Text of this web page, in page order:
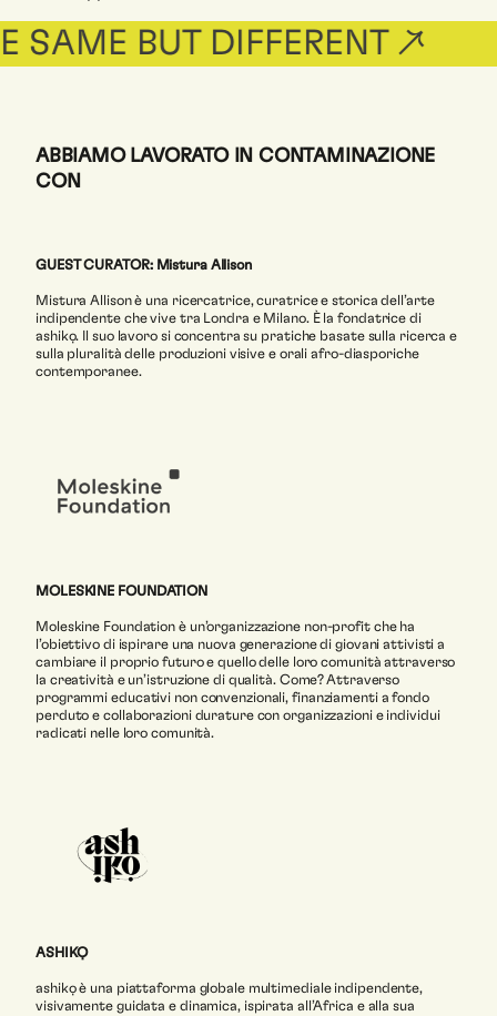
BUT DIFFERENT ↗
ABBIAMO LAVORATO IN CONTAMINAZIONE
CON
GUEST CURATOR: Mistura Allison
Mistura Allison è una ricercatrice, curatrice e storica dell’arte
indipendente che vive tra Londra e Milano. È la fondatrice di
ashikọ. Il suo lavoro si concentra su pratiche basate sulla ricerca e
sulla pluralità delle produzioni visive e orali afro-diasporiche
contemporanee.
MOLESKINE FOUNDATION
Moleskine Foundation è un’organizzazione non-profit che ha
l’obiettivo di ispirare una nuova generazione di giovani attivisti a
cambiare il proprio futuro e quello delle loro comunità attraverso
la creatività e un’istruzione di qualità. Come? Attraverso
programmi educativi non convenzionali, finanziamenti a fondo
perduto e collaborazioni durature con organizzazioni e individui
radicati nelle loro comunità.
ASHIKỌ
ashikọ è una piattaforma globale multimediale indipendente,
visivamente guidata e dinamica, ispirata all’Africa e alla sua